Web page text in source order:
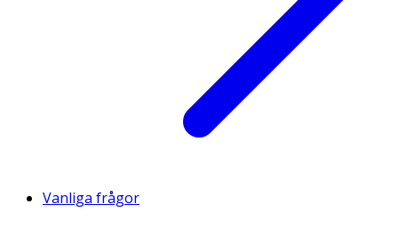
Vanliga frågor